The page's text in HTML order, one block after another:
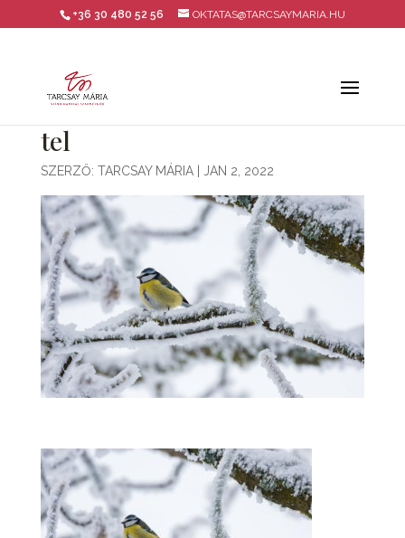
+36 30 480 52 56 OKTATAS@TARCSAYMARIA.HU
tel
SZERZŐ: TARCSAY MÁRIA| JAN 2, 2022